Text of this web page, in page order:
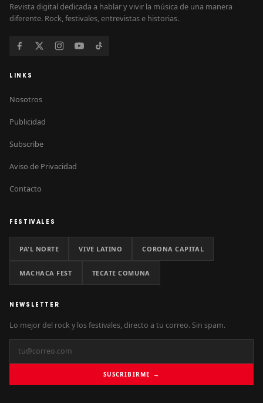
Revista digital dedicada a hablar y vivir la música de una manera
diferente. Rock, festivales, entrevistas e historias.
LINKS
Nosotros
Publicidad
Subscribe
Aviso de Privacidad
Contacto
FESTIVALES
PA'L NORTE VIVE LATINO CORONA CAPITAL
MACHACA FEST TECATE COMUNA
NEWSLETTER
Lo mejor del rock y los festivales, directo a tu correo. Sin spam.
SUSCRIBIRME →